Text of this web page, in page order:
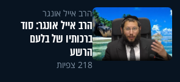
הרב אייל אונגר
הרב אייל אונגר: סוד
ברכותיו של בלעם
הרשע
218 צפיות